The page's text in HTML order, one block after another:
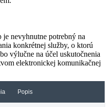
je nevyhnutne potrebný na
konkrétnej služby, o ktorú
výlučne na účel uskutočnenia
elektronickej komunikačnej
Popis